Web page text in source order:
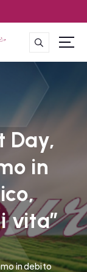
Day,
in
vita”
in debito